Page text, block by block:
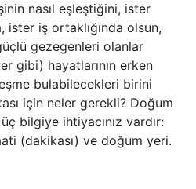
nasıl eşleştiğini, ister
ister iş ortaklığında olsun,
gezegenleri olanlar
gibi) hayatlarının erken
bulabilecekleri birini
için neler gerekli? Doğum
bilgiye ihtiyacınız vardır:
(dakikası) ve doğum yeri.